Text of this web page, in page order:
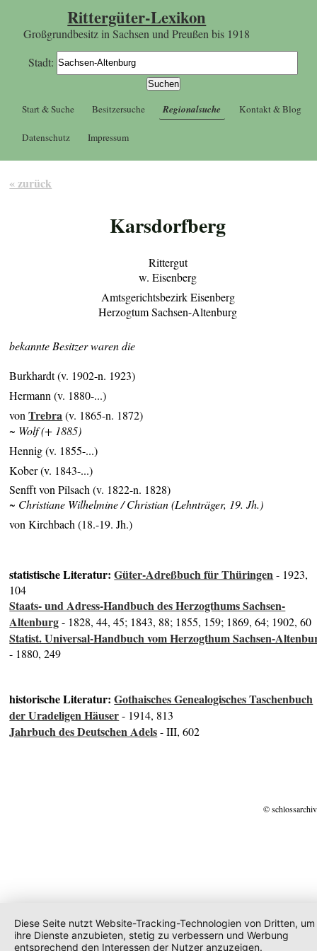
Rittergüter-Lexikon
Großgrundbesitz in Sachsen und Preußen bis 1918
Stadt:
Start & Suche Besitzersuche Regionalsuche Kontakt & Blog
Datenschutz Impressum
« zurück
Karsdorfberg
Rittergut
w. Eisenberg
Amtsgerichtsbezirk Eisenberg
Herzogtum Sachsen-Altenburg
bekannte Besitzer waren die
Burkhardt (v. 1902-n. 1923)
Hermann (v. 1880-...)
vonTrebra(v. 1865-n. 1872)
~ Wolf (+ 1885)
Hennig (v. 1855-...)
Kober (v. 1843-...)
Senfft von Pilsach (v. 1822-n. 1828)
~ Christiane Wilhelmine / Christian (Lehnträger, 19. Jh.)
von Kirchbach (18.-19. Jh.)
statistische Literatur:Güter-Adreßbuch für Thüringen- 1923,
104
Staats- und Adress-Handbuch des Herzogthums Sachsen-
Altenburg- 1828, 44, 45; 1843, 88; 1855, 159; 1869, 64; 1902, 60
Statist. Universal-Handbuch vom Herzogthum Sachsen-
- 1880, 249
historische Literatur:Gothaisches Genealogisches Taschenbuch
der Uradeligen Häuser- 1914, 813
Jahrbuch des Deutschen Adels- III, 602
©
Diese Seite nutzt Website-Tracking-Technologien von Dritten, um
ihre Dienste anzubieten, stetig zu verbessern und Werbung
entsprechend den Interessen der Nutzer anzuzeigen.